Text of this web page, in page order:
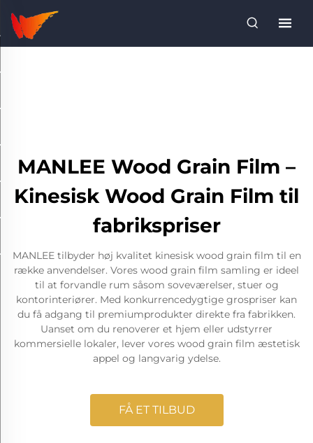
MANLEE Wood Grain Film –
Kinesisk Wood Grain Film til
fabrikspriser
MANLEE tilbyder høj kvalitet kinesisk wood grain film til en
række anvendelser. Vores wood grain film samling er ideel
til at forvandle rum såsom soveværelser, stuer og
kontorinteriører. Med konkurrencedygtige grospriser kan
du få adgang til premiumprodukter direkte fra fabrikken.
Uanset om du renoverer et hjem eller udstyrrer
kommersielle lokaler, lever vores wood grain film æstetisk
appel og langvarig ydelse.
FÅ ET TILBUD